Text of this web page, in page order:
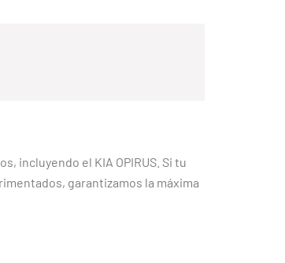
incluyendo el KIA OPIRUS. Si tu
garantizamos la máxima